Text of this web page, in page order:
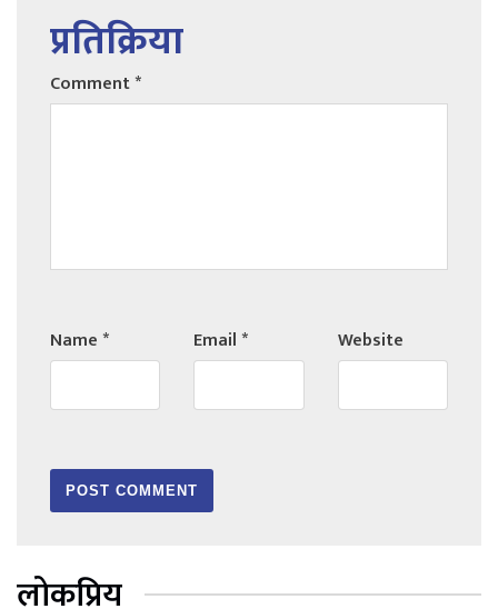
प्रतिक्रिया
Comment*
Name* Email* Website
लोकप्रिय